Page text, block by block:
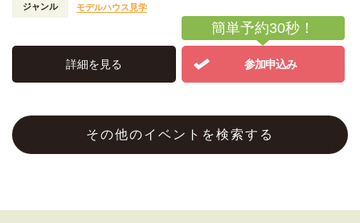
ジャンル モデルハウス見学
詳細を見る 参加申込み
簡単予約30秒！
その他のイベントを検索する